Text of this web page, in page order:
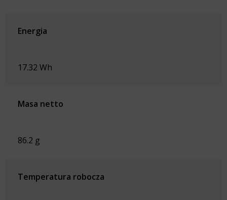
Energia
17.32 Wh
Masa netto
86.2 g
Temperatura robocza